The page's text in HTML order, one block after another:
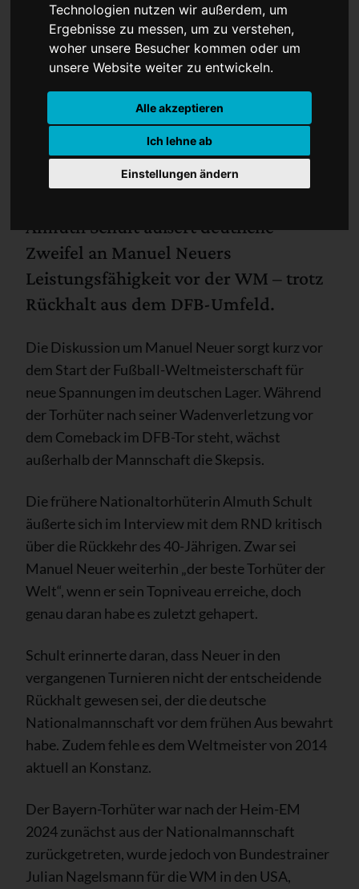
Technologien nutzen wir außerdem, um
Ergebnisse zu messen, um zu verstehen,
woher unsere Besucher kommen oder um
unsere Website weiter zu entwickeln.
Alle akzeptieren
Ich lehne ab
Einstellungen ändern
Almuth Schult äußert deutliche
Zweifel an Manuel Neuers
Leistungsfähigkeit vor der WM – trotz
Rückhalt aus dem DFB-Umfeld.
Die Diskussion um Manuel Neuer sorgt kurz vor
dem Start der Fußball-Weltmeisterschaft für
neue Spannungen im deutschen Lager. Während
der Torhüter nach seiner Wadenverletzung vor
dem Comeback im DFB-Tor steht, wächst
außerhalb der Mannschaft die Skepsis.
Die frühere Nationaltorhüterin Almuth Schult
äußerte sich im Interview mit dem RND kritisch
über die Rückkehr des 40-Jährigen. Zwar sei
Manuel Neuer weiterhin „der beste Torhüter der
Welt“, wenn er sein Topniveau erreiche, doch
genau daran habe es zuletzt gehapert.
Schult erinnerte daran, dass Neuer in den
vergangenen Turnieren nicht der entscheidende
Rückhalt gewesen sei, der die deutsche
Nationalmannschaft vor dem frühen Aus bewahrt
habe. Zudem fehle es dem Weltmeister von 2014
aktuell an Konstanz.
Der Bayern-Torhüter war nach der Heim-EM
2024 zunächst aus der Nationalmannschaft
zurückgetreten, wurde jedoch von Bundestrainer
Julian Nagelsmann für die WM in den USA,